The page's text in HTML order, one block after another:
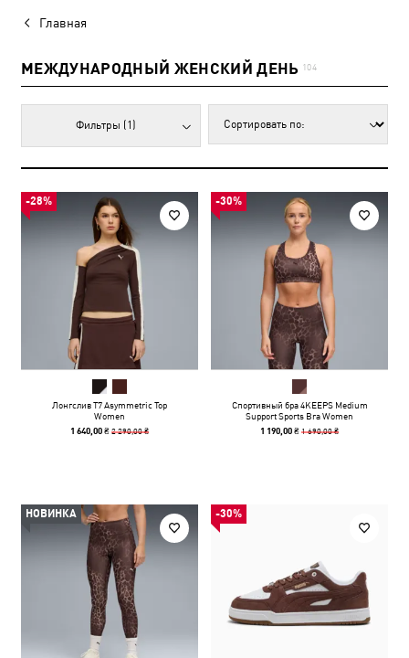
Главная
МЕЖДУНАРОДНЫЙ ЖЕНСКИЙ ДЕНЬ 104
Фильтры (1)
-28%
Лонгслив T7 Asymmetric Top
Women
1 640,00 ₴2 290,00 ₴
-30%
Спортивный бра 4KEEPS Medium
Support Sports Bra Women
1 190,00 ₴1 690,00 ₴
НОВИНКА -30%